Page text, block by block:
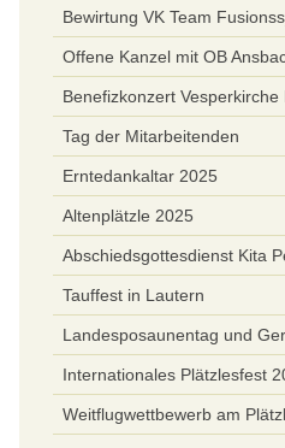
Bewirtung VK Team
Offene Kanzel mit OB
Benefizkonzert
Tag der Mitarbeitenden
Erntedankaltar 2025
Altenplätzle 2025
Abschiedsgottesdienst Kita
Tauffest in Lautern
Landesposaunentag und
Internationales Plätzlesfest
Weitflugwettbewerb am